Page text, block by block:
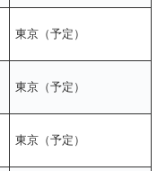
東京（予定）
東京（予定）
東京（予定）